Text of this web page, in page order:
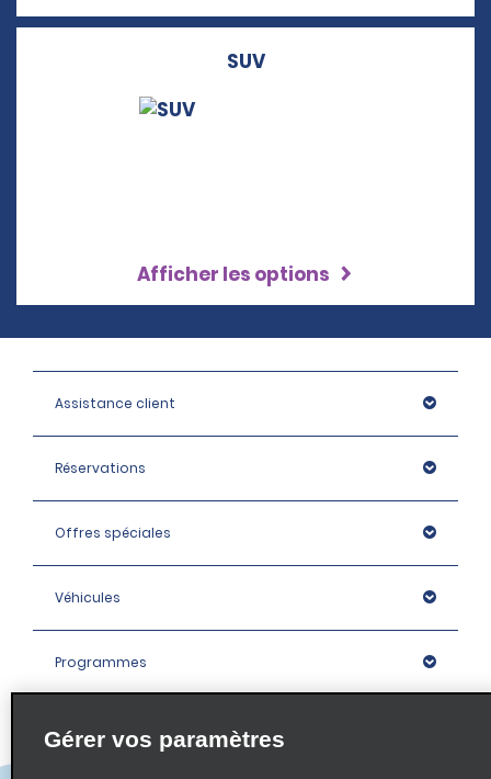
SUV
Afficher les options
Assistance client
Réservations
Offres spéciales
Véhicules
Programmes
Entreprise
Gérer vos paramètres